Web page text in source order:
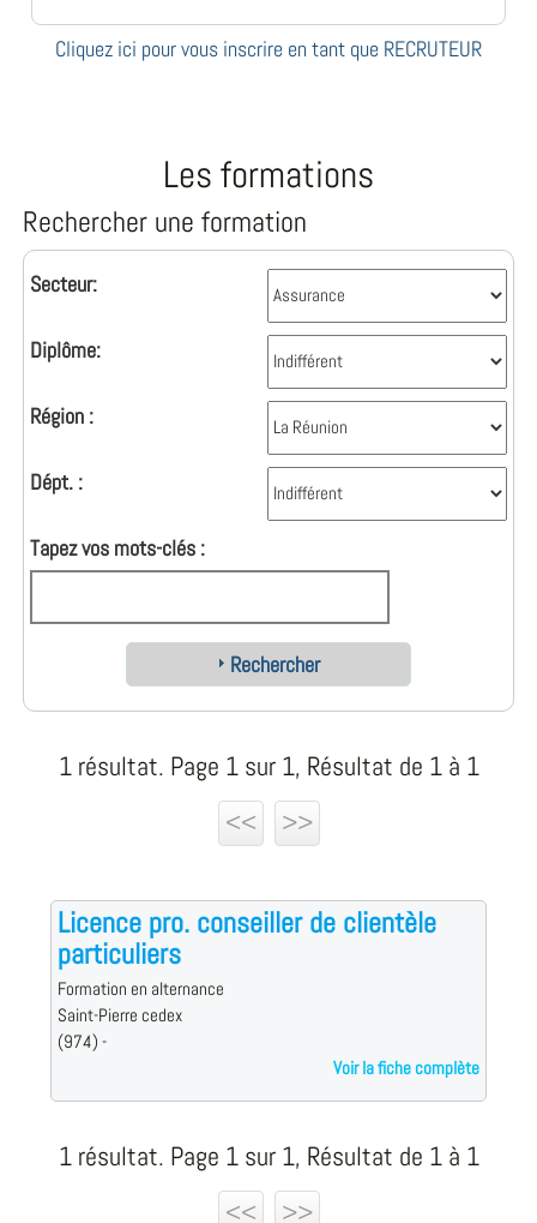
Cliquez ici pour vous inscrire en tant que RECRUTEUR
Les formations
Rechercher une formation
Secteur:
Diplôme:
Région :
Dépt. :
Tapez vos mots-clés :
Rechercher
1 résultat. Page 1 sur 1, Résultat de 1 à 1
<<
>>
Licence pro. conseiller de clientèle
particuliers
Formation en alternance
Saint-Pierre cedex
(974) -
Voir la fiche complète
1 résultat. Page 1 sur 1, Résultat de 1 à 1
<<
>>